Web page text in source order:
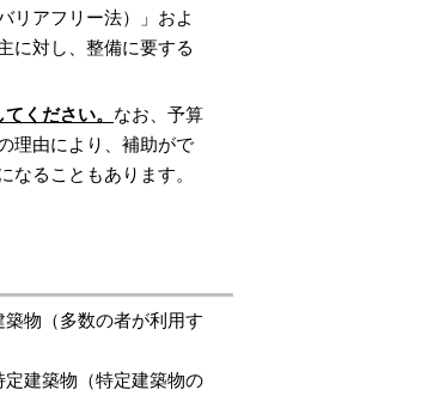
リアフリー法）」およ
に対し、整備に要する
ください。 なお、予算
理由により、補助がで
ることもあります。
物（多数の者が利用す
定建築物（特定建築物の